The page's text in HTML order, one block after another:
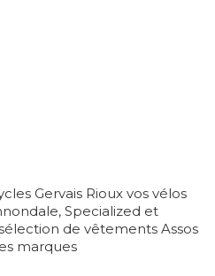
Gervais Rioux vos vélos
Specialized et
de vêtements Assos
marques